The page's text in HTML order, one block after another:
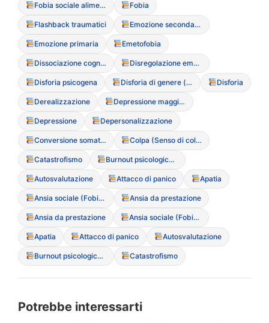
Fobia sociale alimentare Fobia
Flashback traumatici Emozione secondaria
Emozione primaria Emetofobia
Dissociazione cognitiva Disregolazione emotiva
Disforia psicogena Disforia di genere (correlazione con DCA) Disforia
Derealizzazione Depressione maggiore
Depressione Depersonalizzazione
Conversione somatica Colpa (Senso di colpa post-prandiale)
Catastrofismo Burnout psicologico (Esaurimento emotivo)
Autosvalutazione Attacco di panico Apatia
Ansia sociale (Fobia sociale) Ansia da prestazione
Ansia da prestazione Ansia sociale (Fobia sociale)
Apatia Attacco di panico Autosvalutazione
Burnout psicologico (Esaurimento emotivo) Catastrofismo
Potrebbe interessarti